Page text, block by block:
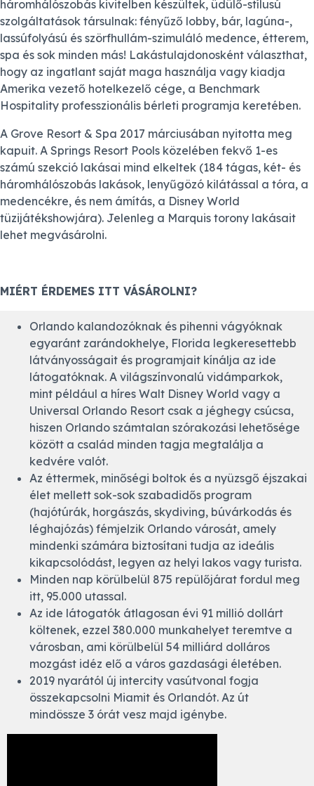
háromhálószobás kivitelben készültek, üdülő-stílusú
szolgáltatások társulnak: fényűző lobby, bár, lagúna-,
lassúfolyású és szörfhullám-szimuláló medence, étterem,
spa és sok minden más! Lakástulajdonosként választhat,
hogy az ingatlant saját maga használja vagy kiadja
Amerika vezető hotelkezelő cége, a Benchmark
Hospitality professzionális bérleti programja keretében.
A Grove Resort & Spa 2017 márciusában nyitotta meg
kapuit. A Springs Resort Pools közelében fekvő 1-es
számú szekció lakásai mind elkeltek (184 tágas, két- és
háromhálószobás lakások, lenyűgözó kilátással a tóra, a
medencékre, és nem ámítás, a Disney World
tüzijátékshowjára). Jelenleg a Marquis torony lakásait
lehet megvásárolni.
MIÉRT ÉRDEMES ITT VÁSÁROLNI?
Orlando kalandozóknak és pihenni vágyóknak
egyaránt zarándokhelye, Florida legkeresettebb
látványosságait és programjait kínálja az ide
látogatóknak. A világszínvonalú vidámparkok,
mint például a híres Walt Disney World vagy a
Universal Orlando Resort csak a jéghegy csúcsa,
hiszen Orlando számtalan szórakozási lehetősége
között a család minden tagja megtalálja a
kedvére valót.
Az éttermek, minőségi boltok és a nyüzsgő éjszakai
élet mellett sok-sok szabadidős program
(hajótúrák, horgászás, skydiving, búvárkodás és
léghajózás) fémjelzik Orlando városát, amely
mindenki számára biztosítani tudja az ideális
kikapcsolódást, legyen az helyi lakos vagy turista.
Minden nap körülbelül 875 repülőjárat fordul meg
itt, 95.000 utassal.
Az ide látogatók átlagosan évi 91 millió dollárt
költenek, ezzel 380.000 munkahelyet teremtve a
városban, ami körülbelül 54 milliárd dolláros
mozgást idéz elő a város gazdasági életében.
2019 nyarától új intercity vasútvonal fogja
összekapcsolni Miamit és Orlandót. Az út
mindössze 3 órát vesz majd igénybe.